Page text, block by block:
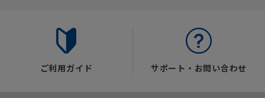
ご利用ガイド サポート・お問い合わせ